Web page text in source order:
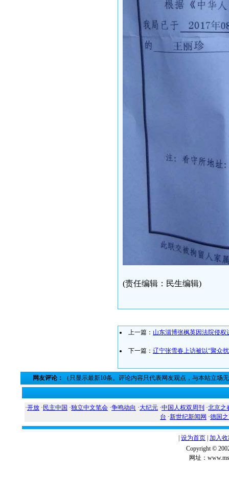
(责任编辑：民生编辑)
上一篇： 山东淄博张枫英因法院侵权
下一篇： 辽宁张雪春上访被以“聚众
网友评论： （只显示最新10条。评论内容只代表网友观点，与本站立场
·开放 · 民主中国 ·独立中文笔会 ·争鸣动向 ·大纪元 ·中国人权双周刊 ·北京之
台 ·新世纪新闻网 ·德国
设为首页 加入
Copyright ©
网址：